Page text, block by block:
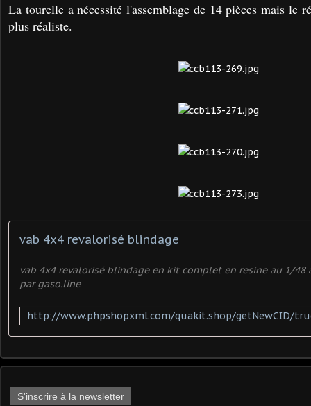
La tourelle a nécessité l'assemblage de 14 pièces mais le
plus réaliste.
vab 4x4 revalorisé blindage
vab 4x4 revalorisé blindage en kit complet en resine au 1/
par gaso.line
S'inscrire à la newsletter